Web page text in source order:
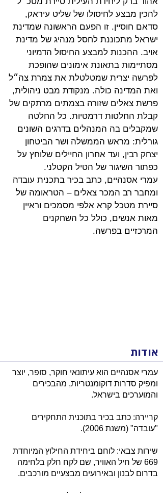
להכין מבצע לחיסולו של שליט עיראק,
סדאם חוסיין. זו הפעם הראשונה שמדינת
ישראל מתכוננת לחסל מנהיג של מדינת
אויב. ההכנות למבצע החיסול הדמיוני
מסתיימות בתאונת אימונים שהופכת
לפרשה יצרית שמטלטלת את צמרת צה״ל
ואת המדינה כולה. מנקודת מבט ניהולית,
פרשת צאלים שזורה בצמתים מרתקים של
קבלת החלטות דרמטיות. כל החלטה
שמקבלים בה המנהלים בדרגים השונים
גורלית: מראש הממשלה ושר הביטחון
יצחק רבין, ועד אחרון החיילים שלוחץ על
כפתור השיגור של הטיל הקטלני.
עמרי אסנהיים, כתב בכיר בתכנית עובדה
ומחבר רב המכר צאלים – הטראומה של
סיירת מטכל קרא אלפי מסמכים וראיין
מאות אנשים, כולל כל השחקנים
המרכזיים בפרשה.
אודות
עמרי אסנהיים הוא עיתונאי חוקר, סופר, יוצר
ומפיק סדרות דוקומנטריות, מהבכירים
והמוערכים בישראל.
קריירה: כתב בכיר בתוכנית התחקירים
"עובדה" (משנת 2006).
שירות צבאי: לוחם ביחידת החילוץ המיוחדת
669 של חיל האוויר, שם לקח חלק בלחימה
בדרום לבנון ובאירועים מבצעיים מורכבים.